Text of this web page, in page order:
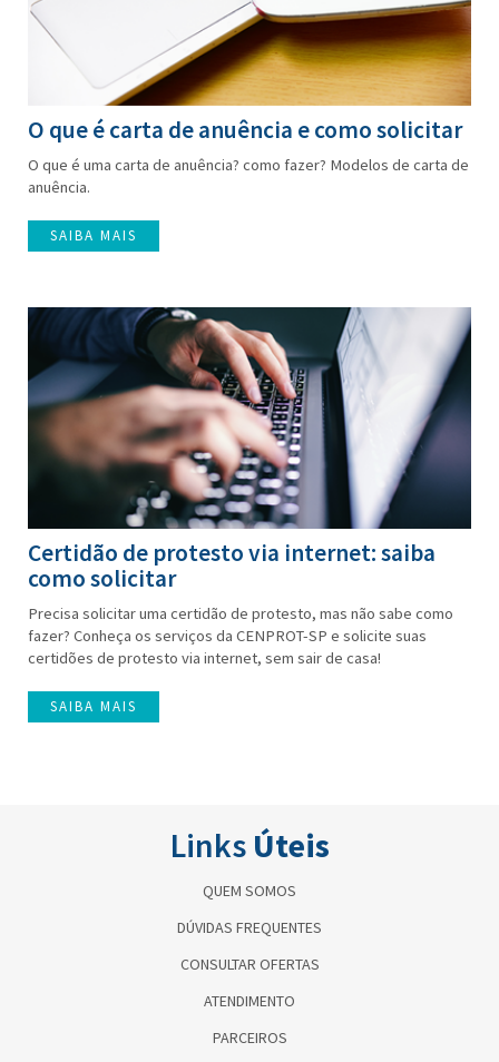
O que é carta de anuência e como solicitar
O que é uma carta de anuência? como fazer? Modelos de carta de
anuência.
SAIBA MAIS
Certidão de protesto via internet: saiba
como solicitar
Precisa solicitar uma certidão de protesto, mas não sabe como
fazer? Conheça os serviços da CENPROT-SP e solicite suas
certidões de protesto via internet, sem sair de casa!
SAIBA MAIS
Links Úteis
QUEM SOMOS
DÚVIDAS FREQUENTES
CONSULTAR OFERTAS
ATENDIMENTO
PARCEIROS